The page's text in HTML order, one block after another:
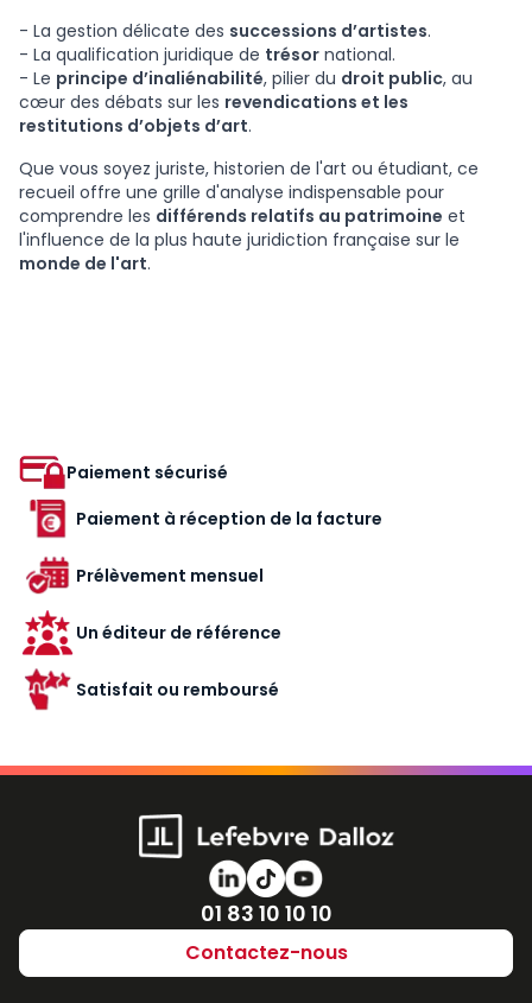
- La gestion délicate des successions d’artistes.
- La qualification juridique de trésor national.
- Le principe d’inaliénabilité, pilier du droit public, au
cœur des débats sur les revendications et les
restitutions d’objets d’art.
Que vous soyez juriste, historien de l'art ou étudiant, ce
recueil offre une grille d'analyse indispensable pour
comprendre les différends relatifs au patrimoine et
l'influence de la plus haute juridiction française sur le
monde de l'art.
Paiement sécurisé
Paiement à réception de la facture
Prélèvement mensuel
Un éditeur de référence
Satisfait ou remboursé
Numéro de téléphone
01 83 10 10 10
Contactez-nous